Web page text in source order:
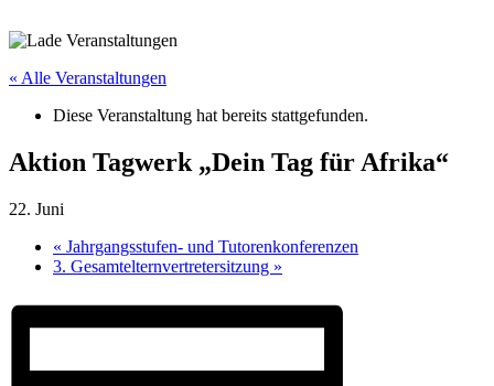
« Alle Veranstaltungen
Diese Veranstaltung hat bereits stattgefunden.
Aktion Tagwerk „Dein Tag für Afrika“
22. Juni
« Jahrgangsstufen- und Tutorenkonferenzen
3. Gesamtelternvertretersitzung »